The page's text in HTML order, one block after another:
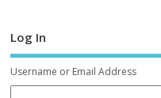
Log In
Username or Email Address